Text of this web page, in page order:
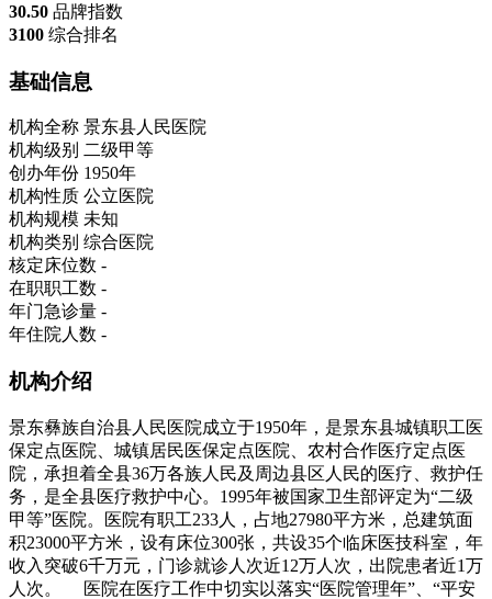
30.50 品牌指数
3100 综合排名
基础信息
机构全称 景东县人民医院
机构级别 二级甲等
创办年份 1950年
机构性质 公立医院
机构规模 未知
机构类别 综合医院
核定床位数 -
在职职工数 -
年门急诊量 -
年住院人数 -
机构介绍
景东彝族自治县人民医院成立于1950年，是景东县城镇职工医
保定点医院、城镇居民医保定点医院、农村合作医疗定点医
院，承担着全县36万各族人民及周边县区人民的医疗、救护任
务，是全县医疗救护中心。1995年被国家卫生部评定为“二级
甲等”医院。医院有职工233人，占地27980平方米，总建筑面
积23000平方米，设有床位300张，共设35个临床医技科室，年
收入突破6千万元，门诊就诊人次近12万人次，出院患者近1万
人次。 医院在医疗工作中切实以落实“医院管理年”、“平安